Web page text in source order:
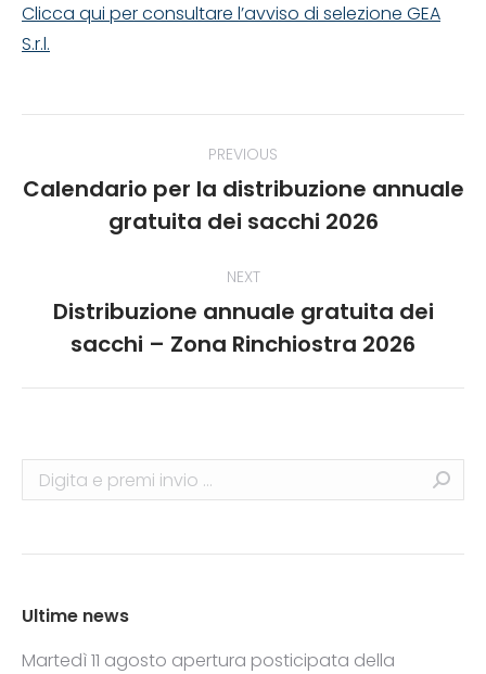
Clicca qui per consultare l’avviso di selezione GEA
S.r.l.
navigation
PREVIOUS
Previous
post:
Calendario per la distribuzione annuale
gratuita dei sacchi 2026
NEXT
Next
post:
Distribuzione annuale gratuita dei
sacchi – Zona Rinchiostra 2026
Search:
Ultime news
Martedì 11 agosto apertura posticipata della